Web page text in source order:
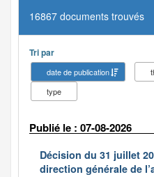
16867 documents trouvés
Tri par
date de publication
type
Publié le : 07-08-2026
Décision du 31 juillet
direction générale de